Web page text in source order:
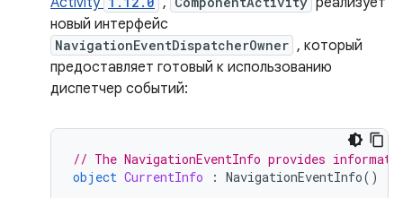
новый интерфейс
NavigationEventDispatcherOwner , который
предоставляет готовый к использованию
диспетчер событий:
// The NavigationEventInfo provides
object CurrentInfo : NavigationEventInfo()